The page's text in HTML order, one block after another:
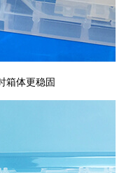
箱体更稳固